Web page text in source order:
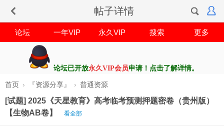
帖子详情
论坛 一年VIP 永久VIP 搜索 更多
论坛已开放永久VIP会员申请！点击了解详情。
首页 › 『资源分享』 › 普通资源
[试题] 2025《天星教育》高考临考预测押题密卷（贵州版）
【生物AB卷】
看全部